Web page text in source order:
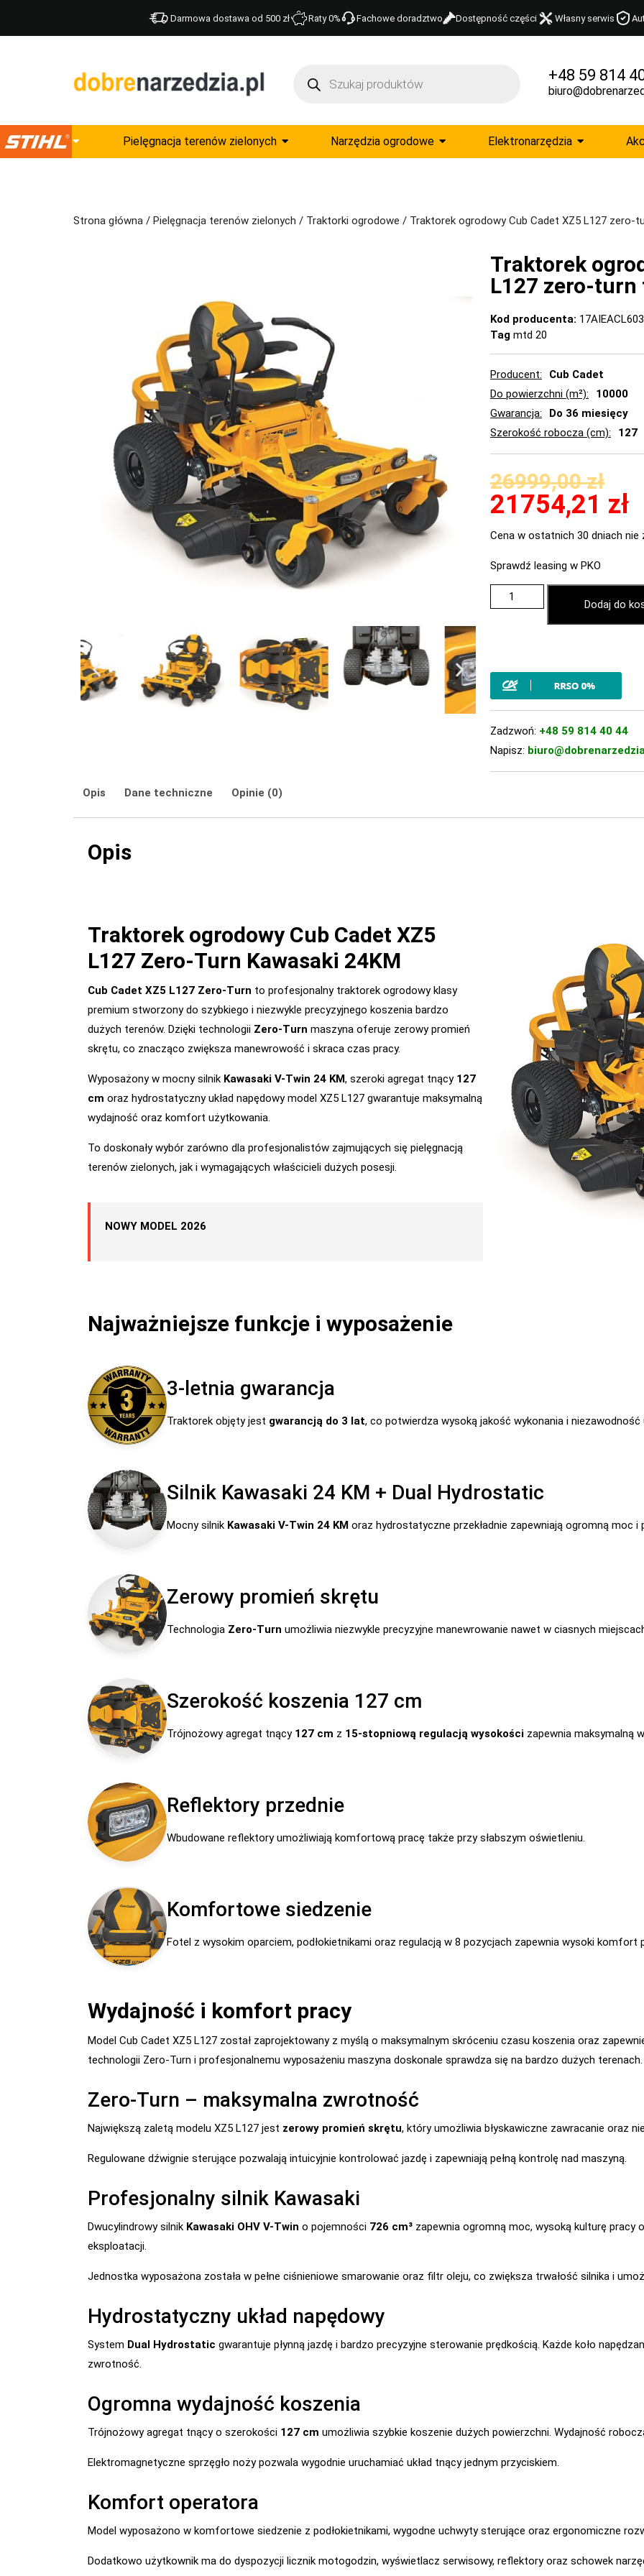
Darmowa dostawa od 500 zł Raty 0% Fachowe doradztwo Dostępność części Własny serwis
+48 59 814
Pielęgnacja terenów zielonych Narzędzia ogrodowe Elektronarzędzia
Strona główna / Pielęgnacja terenów zielonych / Traktorki ogrodowe / Traktorek ogrodowy Cub Cadet XZ5 L127 zero-
Traktorek
L127 zero-turn
Kod producenta: 17AIEACL603
Tag mtd 20
Producent
Cub Cadet
Do powierzchni (m²)
10000
Gwarancja
Do 36 miesięcy
Szerokość robocza (cm)
127
26999,00zł
21754,21 zł
Cena w ostatnich 30 dniach nie
Sprawdź leasing w PKO
Dodaj do
Zadzwoń: +48 59 814 40 44
Napisz:
Opis Dane techniczne Opinie (0)
Opis
Traktorek ogrodowy Cub Cadet XZ5
L127 Zero-Turn Kawasaki 24KM
Cub Cadet XZ5 L127 Zero-Turn to profesjonalny traktorek ogrodowy klasy
premium stworzony do szybkiego i niezwykle precyzyjnego koszenia bardzo
dużych terenów. Dzięki technologii Zero-Turn maszyna oferuje zerowy promień
skrętu, co znacząco zwiększa manewrowość i skraca czas pracy.
Wyposażony w mocny silnik Kawasaki V-Twin 24 KM, szeroki agregat tnący 127
cm oraz hydrostatyczny układ napędowy model XZ5 L127 gwarantuje maksymalną
wydajność oraz komfort użytkowania.
To doskonały wybór zarówno dla profesjonalistów zajmujących się pielęgnacją
terenów zielonych, jak i wymagających właścicieli dużych posesji.
NOWY MODEL 2026
Najważniejsze funkcje i wyposażenie
3-letnia gwarancja
Traktorek objęty jest gwarancją do 3 lat, co potwierdza wysoką jakość wykonania i niezawodność
Silnik Kawasaki 24 KM + Dual Hydrostatic
Mocny silnik Kawasaki V-Twin 24 KM oraz hydrostatyczne przekładnie zapewniają ogromną moc i
Zerowy promień skrętu
Technologia Zero-Turn umożliwia niezwykle precyzyjne manewrowanie nawet w ciasnych
Szerokość koszenia 127 cm
Trójnożowy agregat tnący 127 cm z 15-stopniową regulacją wysokości zapewnia maksymalną
Reflektory przednie
Wbudowane reflektory umożliwiają komfortową pracę także przy słabszym oświetleniu.
Komfortowe siedzenie
Fotel z wysokim oparciem, podłokietnikami oraz regulacją w 8 pozycjach zapewnia wysoki komfort
Wydajność i komfort pracy
Model Cub Cadet XZ5 L127 został zaprojektowany z myślą o maksymalnym skróceniu czasu koszenia oraz
technologii Zero-Turn i profesjonalnemu wyposażeniu maszyna doskonale sprawdza się na bardzo dużych terenach.
Zero-Turn – maksymalna zwrotność
Największą zaletą modelu XZ5 L127 jest zerowy promień skrętu, który umożliwia błyskawiczne zawracanie oraz
Regulowane dźwignie sterujące pozwalają intuicyjnie kontrolować jazdę i zapewniają pełną kontrolę nad maszyną.
Profesjonalny silnik Kawasaki
Dwucylindrowy silnik Kawasaki OHV V-Twin o pojemności 726 cm³ zapewnia ogromną moc, wysoką kulturę pracy
eksploatacji.
Jednostka wyposażona została w pełne ciśnieniowe smarowanie oraz filtr oleju, co zwiększa trwałość silnika i
Hydrostatyczny układ napędowy
System Dual Hydrostatic gwarantuje płynną jazdę i bardzo precyzyjne sterowanie prędkością. Każde koło
zwrotność.
Ogromna wydajność koszenia
Trójnożowy agregat tnący o szerokości 127 cm umożliwia szybkie koszenie dużych powierzchni. Wydajność
Elektromagnetyczne sprzęgło noży pozwala wygodnie uruchamiać układ tnący jednym przyciskiem.
Komfort operatora
Model wyposażono w komfortowe siedzenie z podłokietnikami, wygodne uchwyty sterujące oraz ergonomiczne
Dodatkowo użytkownik ma do dyspozycji licznik motogodzin, wyświetlacz serwisowy, reflektory oraz schowek